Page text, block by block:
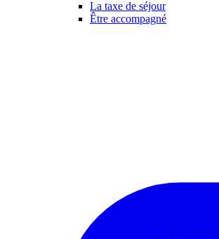
La taxe de séjour
Être accompagné